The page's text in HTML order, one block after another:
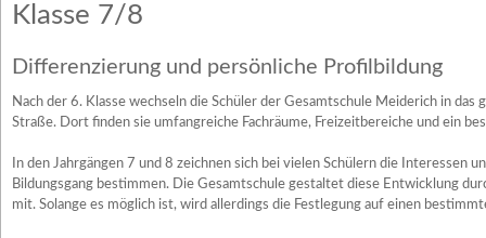
Klasse 7/8
Differenzierung und persönliche Profilbildung
Nach der 6. Klasse wechseln die Schüler der Gesamtschule Meiderich in das
Straße. Dort finden sie umfangreiche Fachräume, Freizeitbereiche und ein
In den Jahrgängen 7 und 8 zeichnen sich bei vielen Schülern die Interessen
Bildungsgang bestimmen. Die Gesamtschule gestaltet diese Entwicklung
mit. Solange es möglich ist, wird allerdings die Festlegung auf einen